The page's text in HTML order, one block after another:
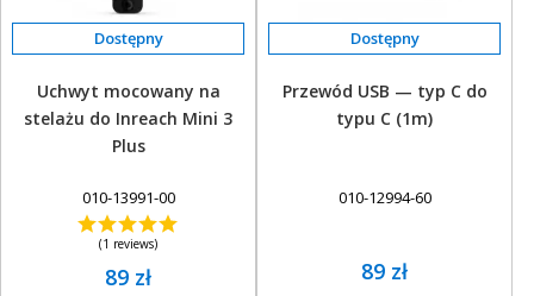
Uchwyt mocowany na
stelażu do Inreach Mini 3
Plus
010-13991-00
(1 reviews)
89 zł
Przewód USB — typ C do
typu C (1m)
010-12994-60
89 zł